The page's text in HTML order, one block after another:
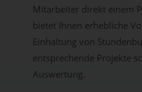
Mitarbeiter direkt einem
bietet Ihnen erhebliche
Einhaltung von
entsprechende Projekte
Auswertung.